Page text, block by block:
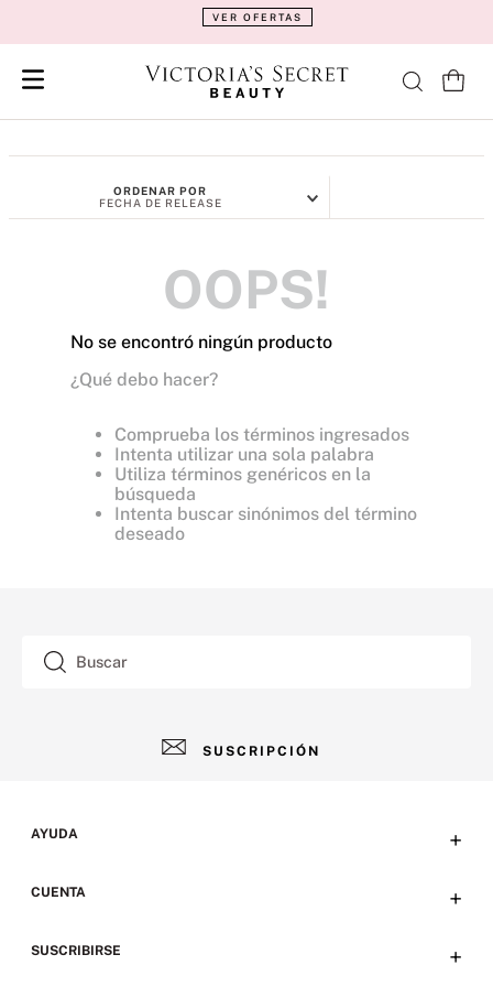
VER OFERTAS
ORDENAR POR
FECHA DE RELEASE
OOPS!
No se encontró ningún producto
¿Qué debo hacer?
Comprueba los términos ingresados
Intenta utilizar una sola palabra
Utiliza términos genéricos en la
búsqueda
Intenta buscar sinónimos del término
deseado
Buscar
SUSCRIPCIÓN
AYUDA +
Preguntas frecuentes
CUENTA +
SUSCRIBIRSE +